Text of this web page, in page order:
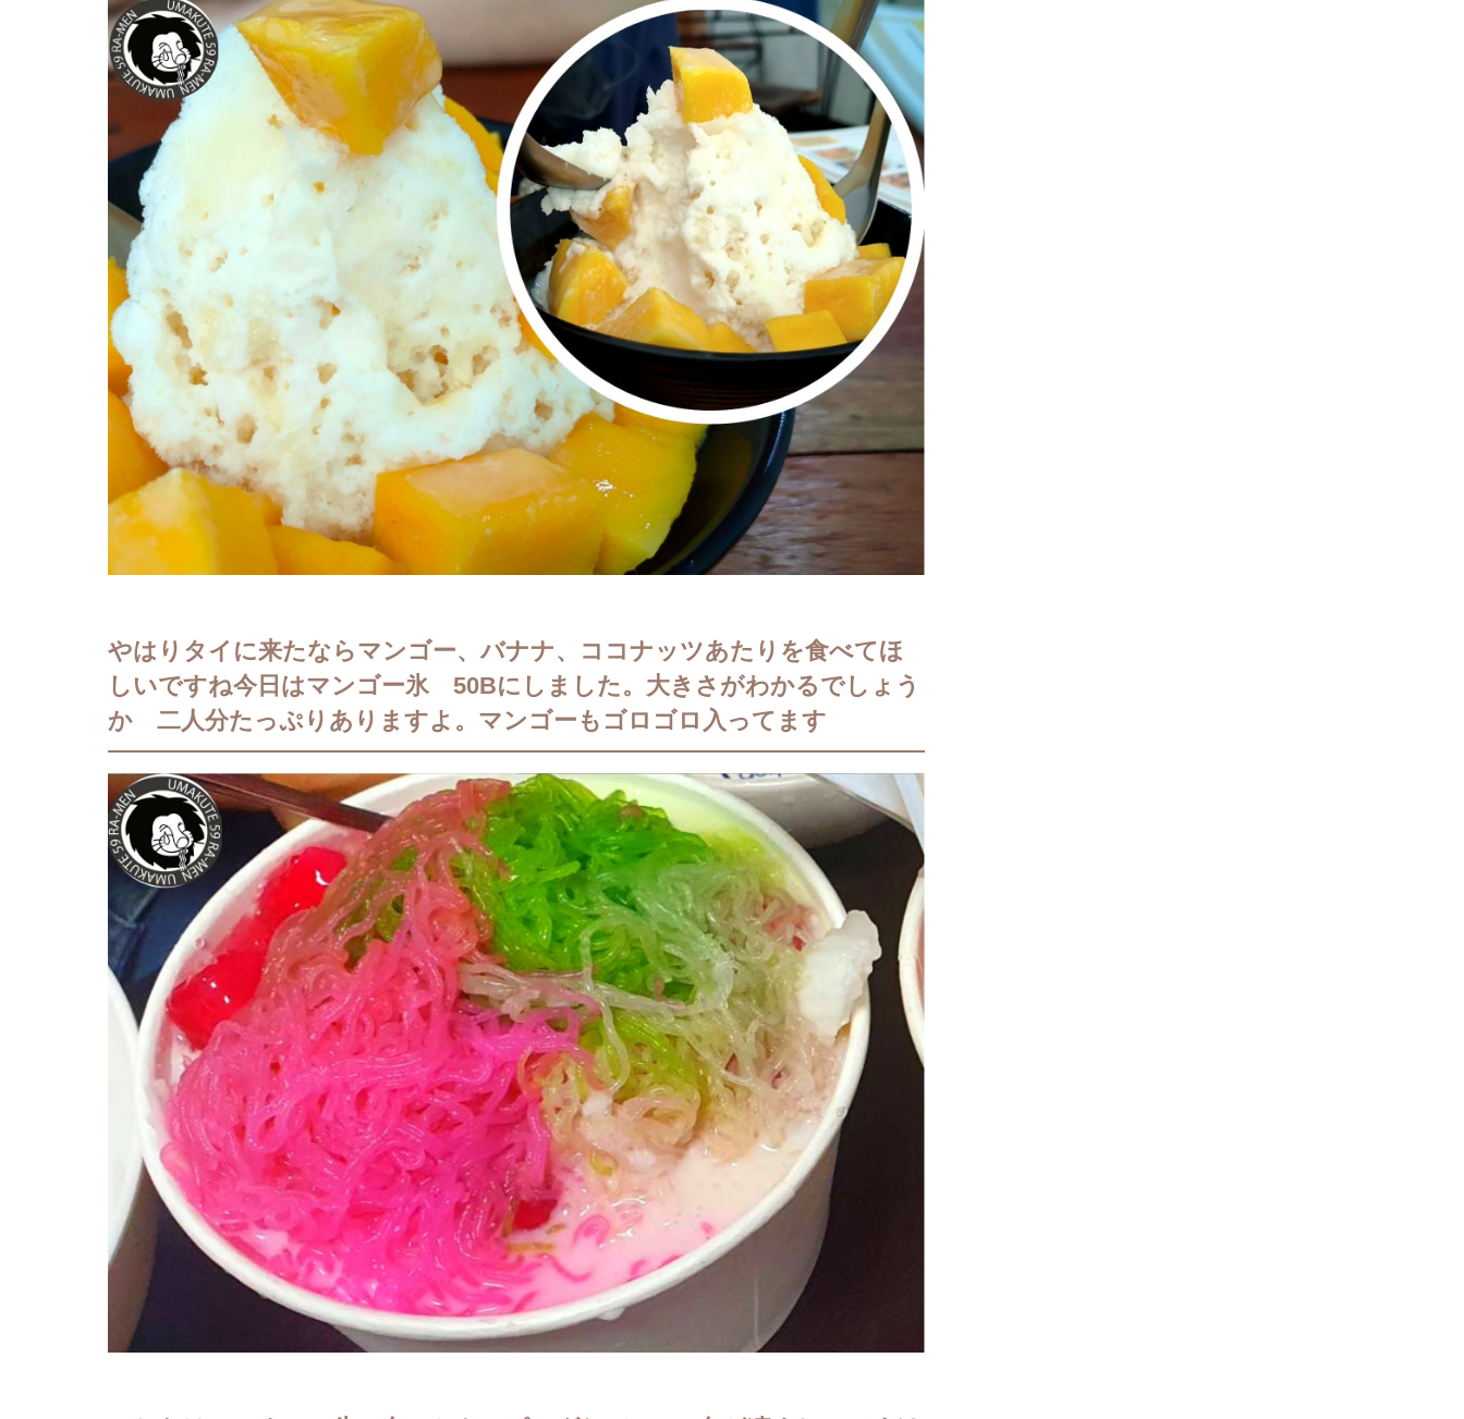
やはりタイに来たならマンゴー、バナナ、ココナッツあたりを食べてほ
しいですね今日はマンゴー氷 50Bにしました。大きさがわかるでしょう
か 二人分たっぷりありますよ。マンゴーもゴロゴロ入ってます